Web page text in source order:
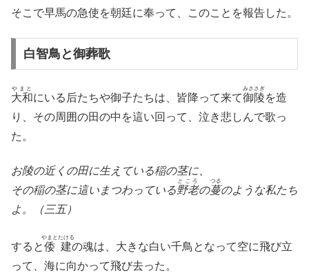
そこで早馬の急使を朝廷に奉って、このことを報告した。
白智鳥と御葬歌
大和
やまと
にいる后たちや御子たちは、皆降って来て御陵
みささぎ
を造
り、その周囲の田の中を這い回って、泣き悲しんで歌っ
た。
お陵の近くの田に生えている稲の茎に、
その稲の茎に這いまつわっている野老
ところ
の蔓
つる
のような私たち
よ。（三五）
すると倭建
やまとたける
の魂は、大きな白い千鳥となって空に飛び立
って、海に向かって飛び去った。